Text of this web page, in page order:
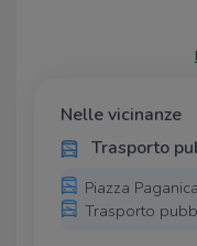
un'oasi di verde e
comodità e
unisce eleganza e
privilegiata.
Nelle vicinanze
Trasporto
Piazza Paganica
Trasporto